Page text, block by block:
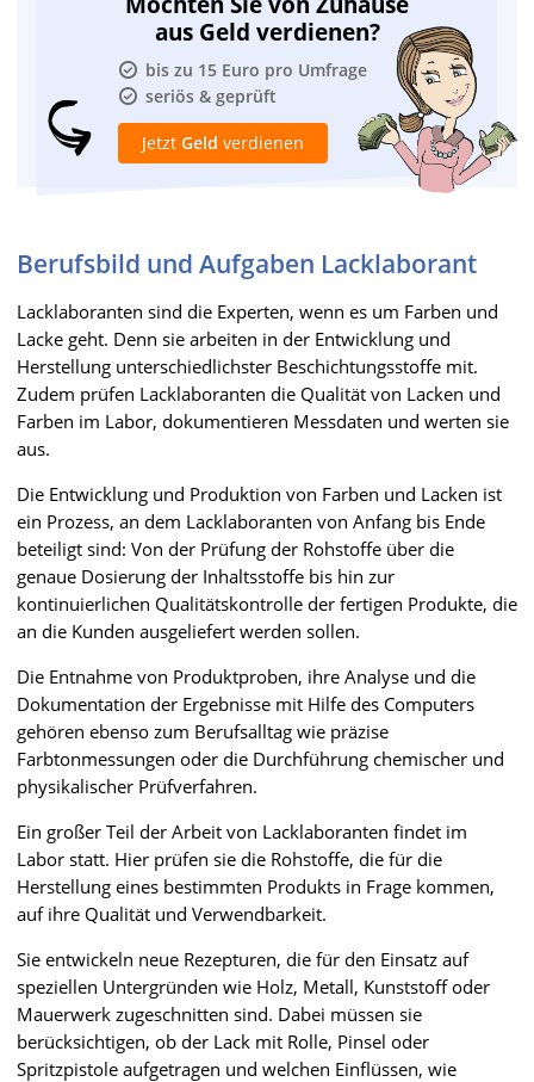
aus Geld verdienen?
bis zu 15 Euro pro Umfrage
seriös & geprüft
Jetzt Geld verdienen
Berufsbild und Aufgaben Lacklaborant
Lacklaboranten sind die Experten, wenn es um Farben und
Lacke geht. Denn sie arbeiten in der Entwicklung und
Herstellung unterschiedlichster Beschichtungsstoffe mit.
Zudem prüfen Lacklaboranten die Qualität von Lacken und
Farben im Labor, dokumentieren Messdaten und werten sie
aus.
Die Entwicklung und Produktion von Farben und Lacken ist
ein Prozess, an dem Lacklaboranten von Anfang bis Ende
beteiligt sind: Von der Prüfung der Rohstoffe über die
genaue Dosierung der Inhaltsstoffe bis hin zur
kontinuierlichen Qualitätskontrolle der fertigen Produkte, die
an die Kunden ausgeliefert werden sollen.
Die Entnahme von Produktproben, ihre Analyse und die
Dokumentation der Ergebnisse mit Hilfe des Computers
gehören ebenso zum Berufsalltag wie präzise
Farbtonmessungen oder die Durchführung chemischer und
physikalischer Prüfverfahren.
Ein großer Teil der Arbeit von Lacklaboranten findet im
Labor statt. Hier prüfen sie die Rohstoffe, die für die
Herstellung eines bestimmten Produkts in Frage kommen,
auf ihre Qualität und Verwendbarkeit.
Sie entwickeln neue Rezepturen, die für den Einsatz auf
speziellen Untergründen wie Holz, Metall, Kunststoff oder
Mauerwerk zugeschnitten sind. Dabei müssen sie
berücksichtigen, ob der Lack mit Rolle, Pinsel oder
Spritzpistole aufgetragen und welchen Einflüssen, wie